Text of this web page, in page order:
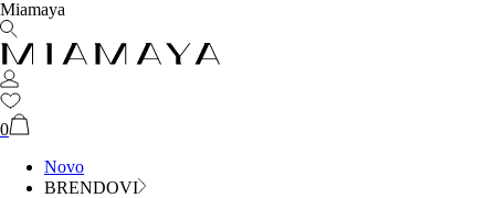
Miamaya
0
Novo
BRENDOVI